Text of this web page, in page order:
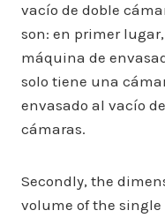
vacío de doble
son: en primer
máquina de
solo tiene una
envasado al vacío
cámaras.
Secondly, the
volume of the